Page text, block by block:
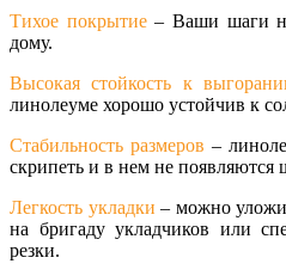
Тихое покрытие– Ваши шаги
дому.
Высокая стойкость к
линолеуме хорошо устойчив к
Стабильность размеров –
скрипеть и в нем не появляются
Легкость укладки – можно
на бригаду укладчиков или
резки.